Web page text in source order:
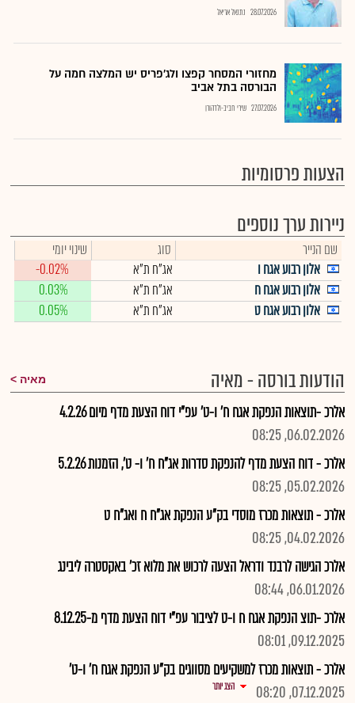
28.07.2026 נתנאל אריאל
מחזורי המסחר קפצו ולג'פריס יש המלצה חמה על
הבורסה בתל אביב
27.07.2026 שירי חביב-ולדהורן
הצעות פרסומיות
ניירות ערך נוספים
שם הנייר סוג
שינוי יומי
אלון רבוע אגח ו
אג"ח ת"א
-0.02%
אלון רבוע אגח ח
אג"ח ת"א
0.03%
אלון רבוע אגח ט
אג"ח ת"א 0.05%
הודעות בורסה - מאיה מאיה
אלרכ -תוצאות הנפקת אגח ח' ו-ט' עפ"י דוח הצעת מדף מיום 4.2.26
06.02.2026, 08:25
אלרכ - דוח הצעת מדף להנפקת סדרות אג"ח ח' ו- ט', הזמנות 5.2.26
05.02.2026, 08:25
אלרכ - תוצאות מכרז מוסדי בק"ע הנפקת אג"ח ח ואג"ח ט
04.02.2026, 08:25
אלרכ הגישה לרבנד ודראל הצעה לרכוש את מלוא זכ' באקסטרה ליבינג
06.01.2026, 08:44
אלרכ -תוצ הנפקת אגח ח ו-ט לציבור עפ"י דוח הצעת מדף מ-8.12.25
09.12.2025, 08:01
אלרכ - תוצאות מכרז למשקיעים מסווגים בק"ע הנפקת אגח ח' ו-ט'
07.12.2025, 08:20
הצג יותר